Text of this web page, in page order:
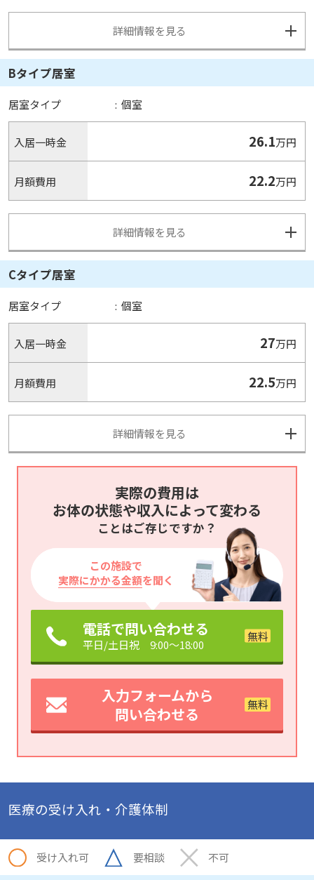
詳細情報を見る
Bタイプ居室
居室タイプ : 個室
入居一時金 26.1万円
月額費用 22.2万円
詳細情報を見る
Cタイプ居室
居室タイプ : 個室
入居一時金 27万円
月額費用 22.5万円
詳細情報を見る
実際の費用は
お体の状態や収入によって変わる
ことはご存じですか？
この施設で
実際にかかる金額を聞く
電話で問い合わせる
平日/土日祝 9:00～18:00
入力フォームから
問い合わせる
医療の受け入れ・介護体制
受け入れ可 要相談 不可